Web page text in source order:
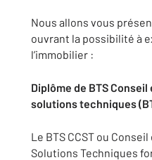
Nous allons vous
ouvrant la possibilité à
l’immobilier :
Diplôme de BTS
solutions techniques
Le BTS CCST ou
Solutions Techniques